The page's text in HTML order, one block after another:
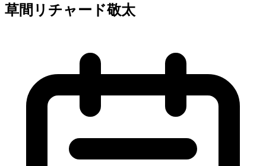
草間リチャード敬太